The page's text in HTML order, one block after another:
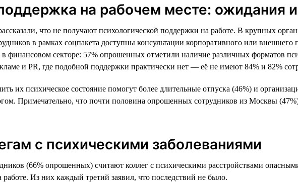
на рабочем месте: ожидания
что не получают психологической поддержки на работе. В крупных
в рамках соцпакета доступны консультации корпоративного или
финансовом секторе: 57% опрошенных отметили наличие различных форматов
и PR, где подобной поддержки практически нет — её не имеют 84% и 82%
их психическое состояние помогут более длительные отпуска (46%) и
Примечательно, что почти половина опрошенных сотрудников из Москвы
с психическими заболеваниями
(66% опрошенных) считают коллег с психическими расстройствами
Из них каждый третий заявил, что последствий не было.